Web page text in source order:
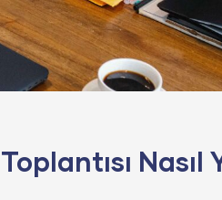
Nasıl